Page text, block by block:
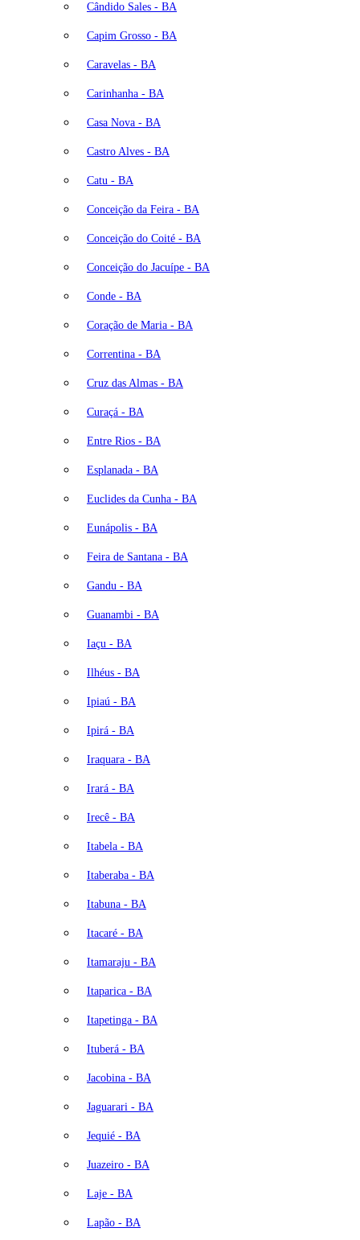
Cândido Sales - BA
Capim Grosso - BA
Caravelas - BA
Carinhanha - BA
Casa Nova - BA
Castro Alves - BA
Catu - BA
Conceição da Feira - BA
Conceição do Coité - BA
Conceição do Jacuípe - BA
Conde - BA
Coração de Maria - BA
Correntina - BA
Cruz das Almas - BA
Curaçá - BA
Entre Rios - BA
Esplanada - BA
Euclides da Cunha - BA
Eunápolis - BA
Feira de Santana - BA
Gandu - BA
Guanambi - BA
Iaçu - BA
Ilhéus - BA
Ipiaú - BA
Ipirá - BA
Iraquara - BA
Irará - BA
Irecê - BA
Itabela - BA
Itaberaba - BA
Itabuna - BA
Itacaré - BA
Itamaraju - BA
Itaparica - BA
Itapetinga - BA
Ituberá - BA
Jacobina - BA
Jaguarari - BA
Jequié - BA
Juazeiro - BA
Laje - BA
Lapão - BA